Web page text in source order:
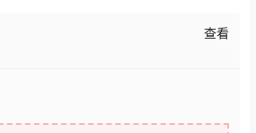
查看